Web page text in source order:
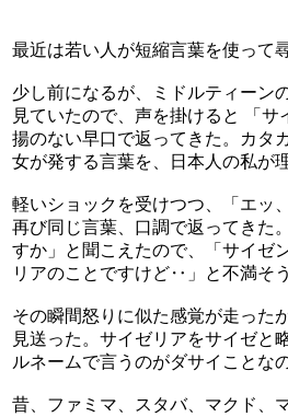
最近は若い人が短縮言葉を使って
少し前になるが、ミドルティーン
見ていたので、声を掛けると 「
揚のない早口で返ってきた。カタ
女が発する言葉を、日本人の私が
軽いショックを受けつつ、「エッ
再び同じ言葉、口調で返ってきた
すか」と聞こえたので、「サイゼ
リアのことですけど‥」と不満そ
その瞬間怒りに似た感覚が走った
見送った。サイゼリアをサイゼと
ルネームで言うのがダサイことなの
昔、ファミマ、スタバ、マクド、